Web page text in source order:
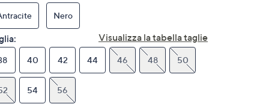
alla
pagina.
Nero
Visualizza la tabella taglie
40 42 44 46 48 50
54 56